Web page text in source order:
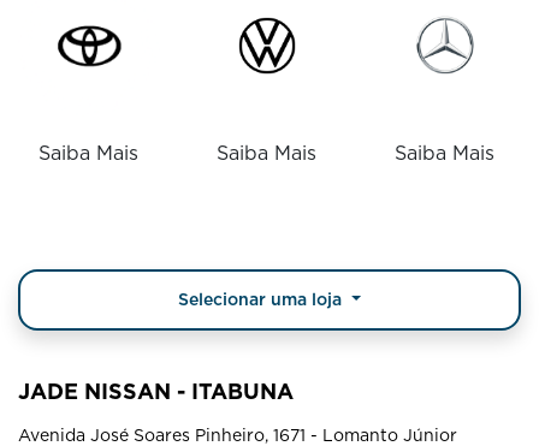
Saiba Mais Saiba Mais Saiba Mais
Selecionar uma loja
JADE NISSAN - ITABUNA
Avenida José Soares Pinheiro, 1671 - Lomanto Júnior